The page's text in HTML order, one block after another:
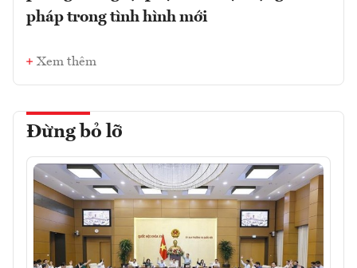
pháp trong tình hình mới
Xem thêm
Đừng bỏ lỡ